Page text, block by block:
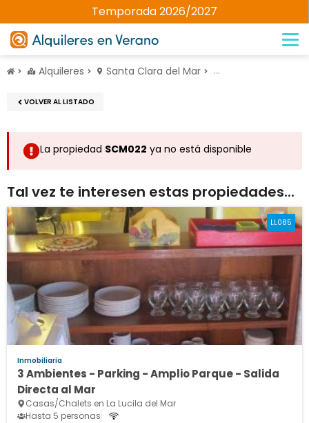
Temporada 2026/2027
Alquileres Santa Clara del Mar
VOLVER AL LISTADO
La propiedad SCM022 ya no está disponible
Tal vez te interesen estas propiedades...
LL085
Inmobiliaria
3 Ambientes - Parking - Amplio Parque - Salida
Directa al Mar
Casas/Chalets en La Lucila del Mar
Hasta 5 personas